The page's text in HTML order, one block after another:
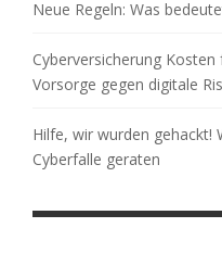
Neue Regeln: Was
Cyberversicherung
Vorsorge gegen digitale
Hilfe, wir wurden gehackt!
Cyberfalle geraten